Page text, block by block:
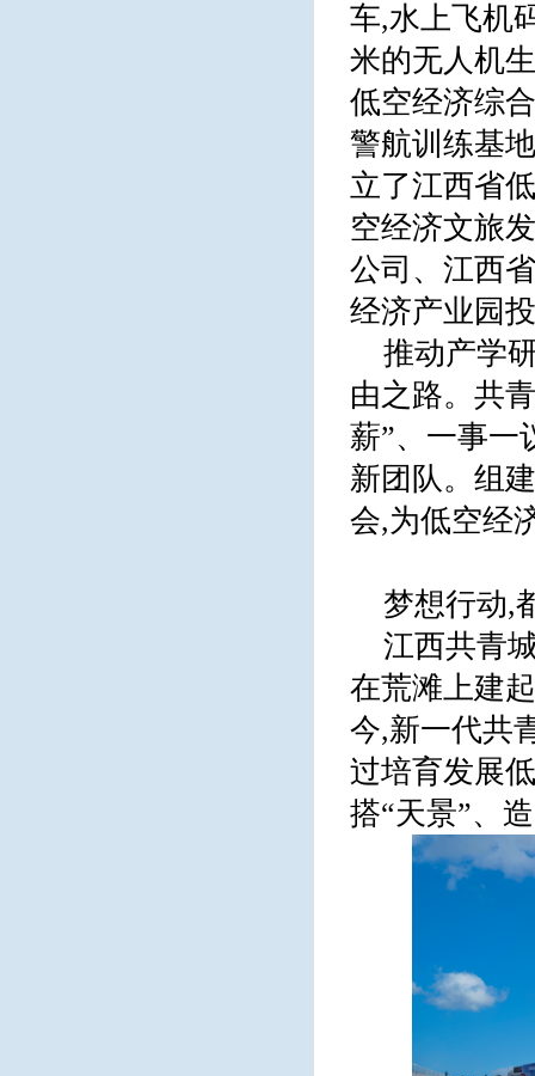
车,水上飞机
米的无人机
低空经济综
警航训练基
立了江西省
空经济文旅
公司、江西
经济产业园
推动产学
由之路。共
薪”、一事一
新团队。组
会,为低空经
梦想行动,
江西共青
在荒滩上建
今,新一代共
过培育发展
搭“天景”、